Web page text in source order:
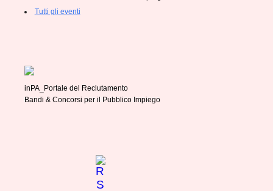
Tutti gli eventi
inPA_Portale del Reclutamento
Bandi & Concorsi per il Pubblico Impiego